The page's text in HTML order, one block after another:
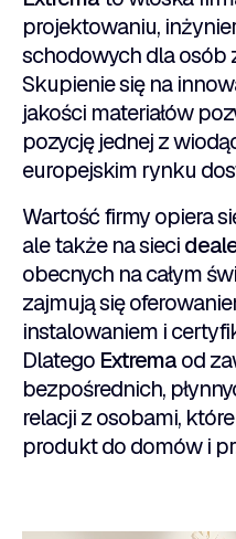
projektowaniu,
schodowych dla osób
Skupienie się na
jakości materiałów
pozycję jednej z
europejskim rynku
Wartość firmy opiera
ale także na sieci
obecnych na całym
zajmują się
instalowaniem i
Dlatego Extremaod
bezpośrednich,
relacji z osobami,
produkt do domów i